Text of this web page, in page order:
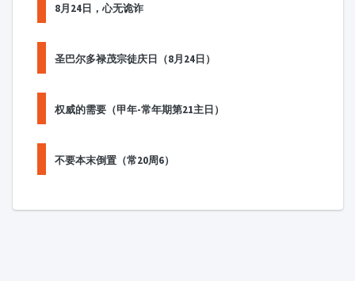
8月24日，心无诡诈
圣巴尔多禄茂宗徒庆日（8月24日）
权威的需要（甲年-常年期第21主日）
不要本末倒置（常20周6）